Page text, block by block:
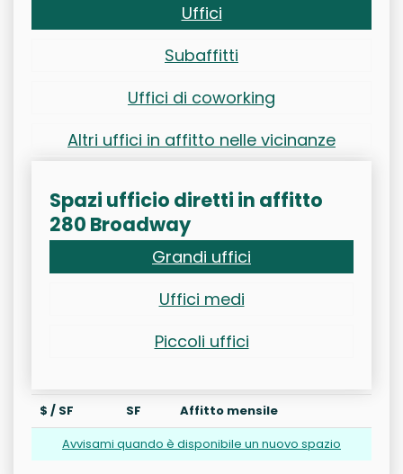
Uffici
Subaffitti
Uffici di coworking
Altri uffici in affitto nelle vicinanze
Spazi ufficio diretti in affitto
280 Broadway
Grandi uffici
Uffici medi
Piccoli uffici
$ / SF SF
Affitto mensile
Avvisami quando è disponibile un nuovo spazio